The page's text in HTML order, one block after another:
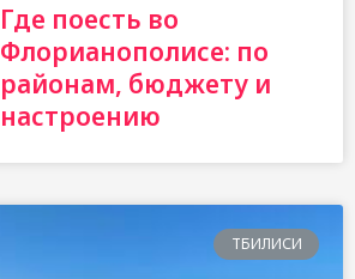
Где поесть во
Флорианополисе: по
районам, бюджету и
настроению
ТБИЛИСИ